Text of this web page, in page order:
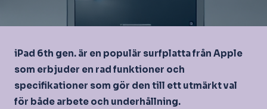
iPad 6th gen. är en populär surfplatta från Apple
som erbjuder en rad funktioner och
specifikationer som gör den till ett utmärkt val
för både arbete och underhållning.